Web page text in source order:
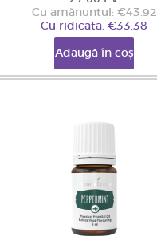
Cu amănuntul: €43.92
Cu ridicata: €33.38
Adaugă în coș